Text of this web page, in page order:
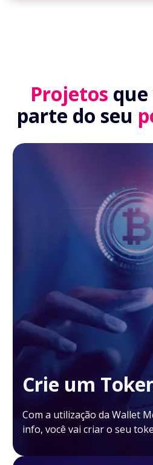
Projetos
parte do seu
Crie um
Com a utilização da Wallet
info, você vai criar o seu